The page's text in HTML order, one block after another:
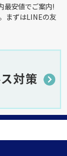
最安値でご案内!
まずはLINEの友